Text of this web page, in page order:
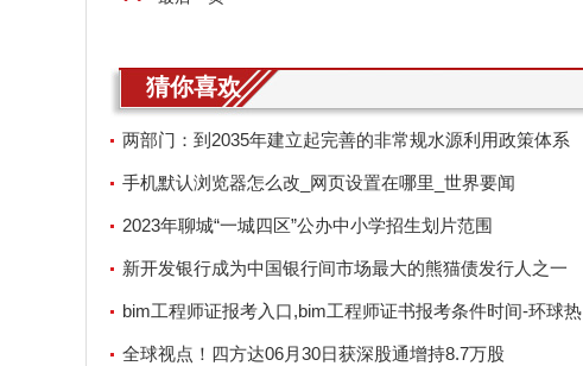
猜你喜欢
两部门：到2035年建立起完善的非常规水源利用政策体系
和市场机制
手机默认浏览器怎么改_网页设置在哪里_世界要闻
2023年聊城“一城四区”公办中小学招生划片范围
新开发银行成为中国银行间市场最大的熊猫债发行人之一
bim工程师证报考入口,bim工程师证书报考条件时间-环球热
资讯
全球视点！四方达06月30日获深股通增持8.7万股